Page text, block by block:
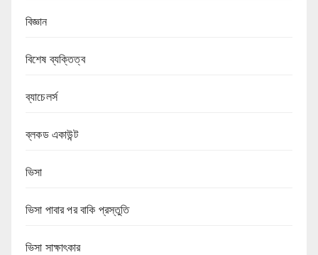
বিজ্ঞান
বিশেষ ব্যক্তিত্ব
ব্যাচেলর্স
ব্লকড একাউন্ট
ভিসা
ভিসা পাবার পর বাকি প্রস্তুতি
ভিসা সাক্ষাৎকার